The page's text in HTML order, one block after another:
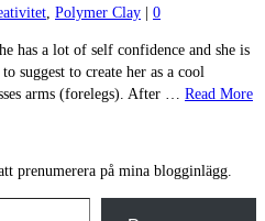
Polymer Clay | 0
has a lot of self confidence and she is
suggest to create her as a cool
arms (forelegs). After … Read More
prenumerera på mina blogginlägg.